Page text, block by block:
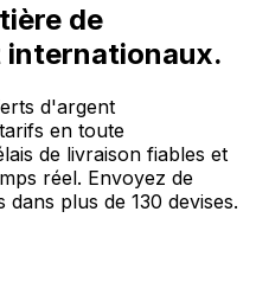
de
d'argent
en toute
de livraison fiables et
réel. Envoyez de
plus de 130 devises.